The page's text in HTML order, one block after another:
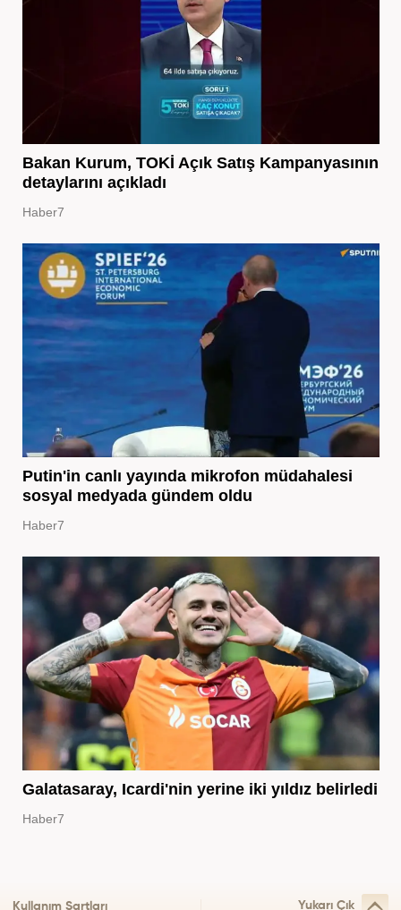
Bakan Kurum, TOKİ Açık Satış Kampanyasının
detaylarını açıkladı
Haber7
Putin'in canlı yayında mikrofon müdahalesi
sosyal medyada gündem oldu
Haber7
Galatasaray, Icardi'nin yerine iki yıldız belirledi
Haber7
Kullanım Şartları Yukarı Çık